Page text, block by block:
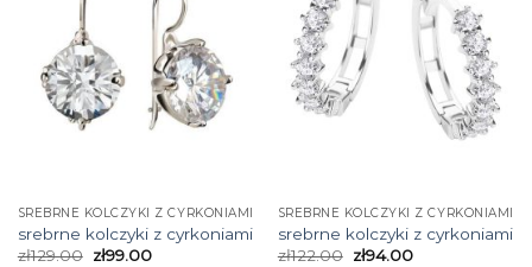
SREBRNE KOLCZYKI Z CYRKONIAMI
srebrne kolczyki z cyrkoniami
zł129.00 zł99.00
SREBRNE KOLCZYKI Z CYRKONIAMI
srebrne kolczyki z cyrkoniami
zł122.00 zł94.00